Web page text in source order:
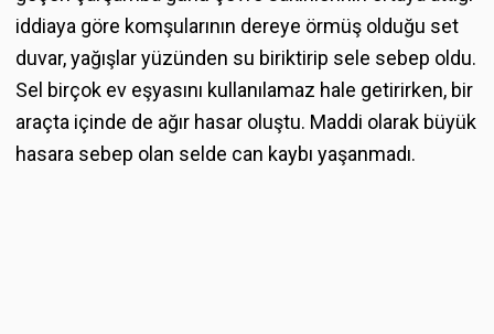
iddiaya göre komşularının dereye örmüş olduğu set
duvar, yağışlar yüzünden su biriktirip sele sebep oldu.
Sel birçok ev eşyasını kullanılamaz hale getirirken, bir
araçta içinde de ağır hasar oluştu. Maddi olarak büyük
hasara sebep olan selde can kaybı yaşanmadı.